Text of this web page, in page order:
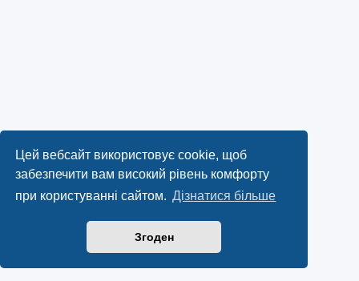
Цей вебсайт використовує cookie, щоб
забезпечити вам високий рівень комфорту
при користуванні сайтом. Дізнатися більше
Згоден